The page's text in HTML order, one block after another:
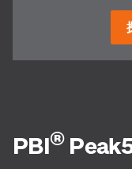
PBI®